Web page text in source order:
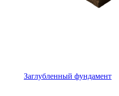
Заглубленный фундамент